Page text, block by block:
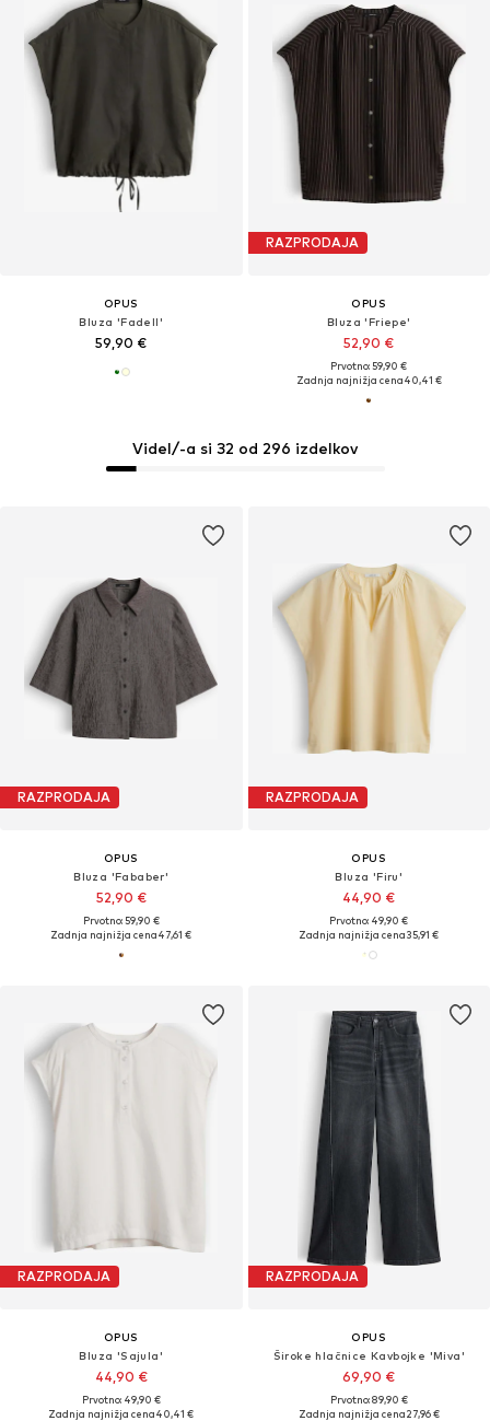
OPUS
Bluza 'Fadell'
59,90 €
RAZPRODAJA
OPUS
Bluza 'Friepe'
52,90 €
Prvotno: 59,90 €
Zadnja najnižja cena40,41 €
Videl/-a si 32 od 296 izdelkov
RAZPRODAJA
OPUS
Bluza 'Fababer'
52,90 €
Prvotno: 59,90 €
Zadnja najnižja cena47,61 €
RAZPRODAJA
OPUS
Bluza 'Firu'
44,90 €
Prvotno: 49,90 €
Zadnja najnižja cena35,91 €
RAZPRODAJA
OPUS
Bluza 'Sajula'
44,90 €
Prvotno: 49,90 €
Zadnja najnižja cena40,41 €
RAZPRODAJA
OPUS
Široke hlačnice Kavbojke 'Miva'
69,90 €
Prvotno: 89,90 €
Zadnja najnižja cena27,96 €